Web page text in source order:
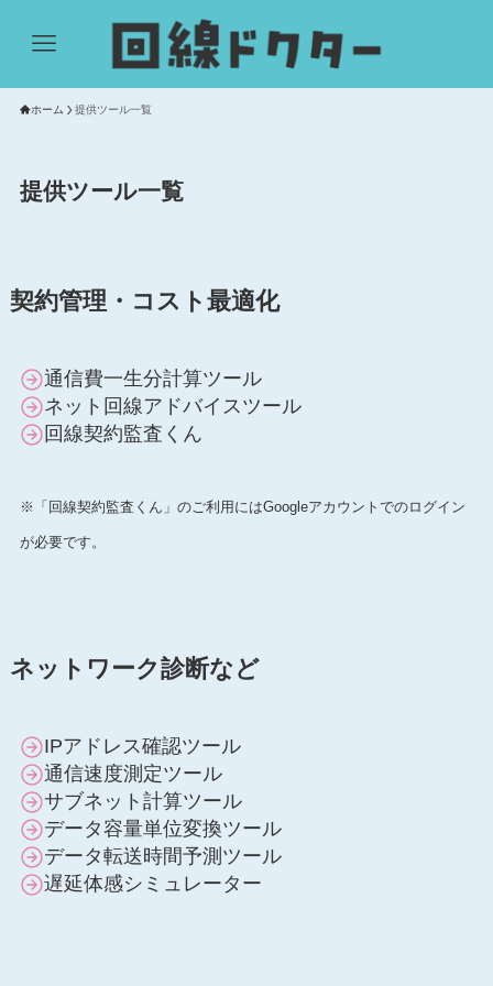
ホーム 提供ツール一覧
提供ツール一覧
契約管理・コスト最適化
通信費一生分計算ツール
ネット回線アドバイスツール
回線契約監査くん
※「回線契約監査くん」のご利用にはGoogleアカウントでのログイン
が必要です。
ネットワーク診断など
IPアドレス確認ツール
通信速度測定ツール
サブネット計算ツール
データ容量単位変換ツール
データ転送時間予測ツール
遅延体感シミュレーター